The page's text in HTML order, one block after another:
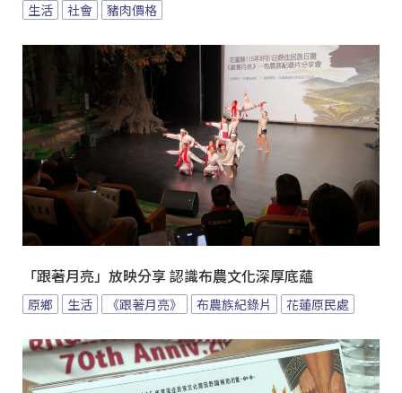
生活 社會 豬肉價格
「跟著月亮」放映分享 認識布農文化深厚底蘊
原鄉 生活 《跟著月亮》 布農族紀錄片 花蓮原民處